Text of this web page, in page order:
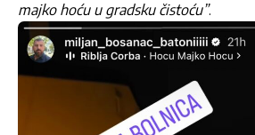
majko hoću u gradsku čistoću”.